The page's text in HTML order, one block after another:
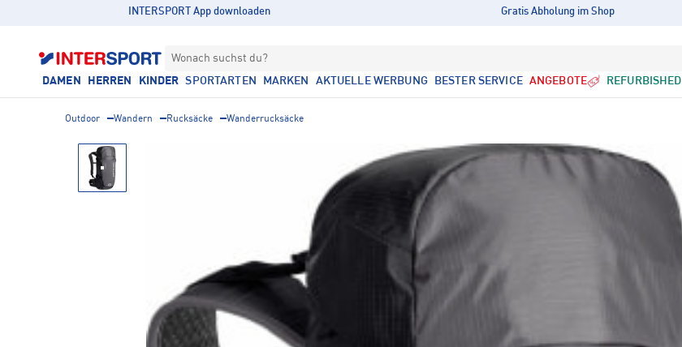
INTERSPORT App downloaden Gratis Abholung im Shop
Wonach suchst du?
DAMEN HERREN KINDER SPORTARTEN MARKEN AKTUELLE WERBUNG BESTER SERVICE ANGEBOTE REFURBISHED
Outdoor Wandern Rucksäcke Wanderrucksäcke